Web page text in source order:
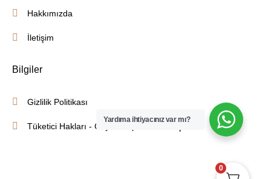
Hakkımızda
İletişim
Bilgiler
Gizlilik Politikası
Tüketici Hakları - Cayma - İptal İade Koşulları
Yardıma ihtiyacınız var mı?
0